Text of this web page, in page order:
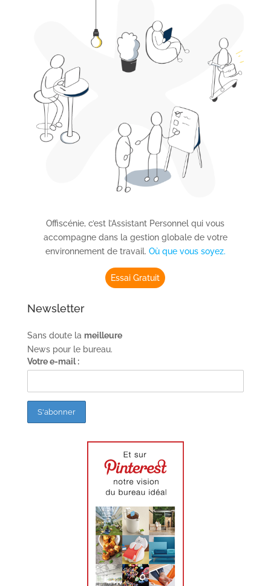
Offiscénie, c’est l’Assistant Personnel qui vous
accompagne dans la gestion globale de votre
environnement de travail. Où que vous soyez.
Essai Gratuit
Newsletter
Sans doute la meilleure
News pour le bureau.
Votre e-mail :